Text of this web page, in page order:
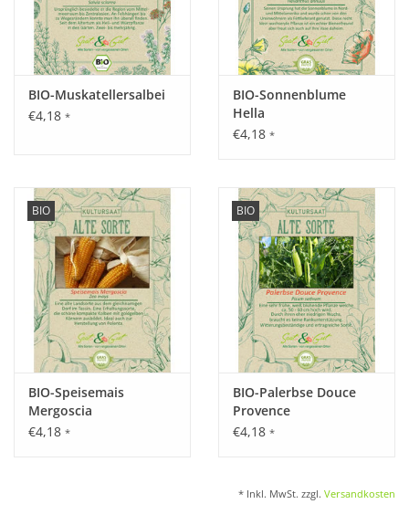
Auch nach dem Auspflanzen auf ausreichend Schutz achten,
eine Folie oder kleiner Unterstand gegen Wind und Regen.
Inhalt:
25 Korn
BIO-Muskatellersalbei
€4,18 *
BIO-Sonnenblume
Hella
€4,18 *
BIO
BIO-Speisemais
Mergoscia
€4,18 *
BIO
BIO-Palerbse Douce
Provence
€4,18 *
* Inkl. MwSt. zzgl. Versandkosten